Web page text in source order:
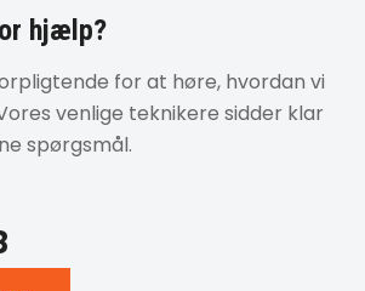
hjælp?
for at høre, hvordan vi
venlige teknikere sidder klar
spørgsmål.